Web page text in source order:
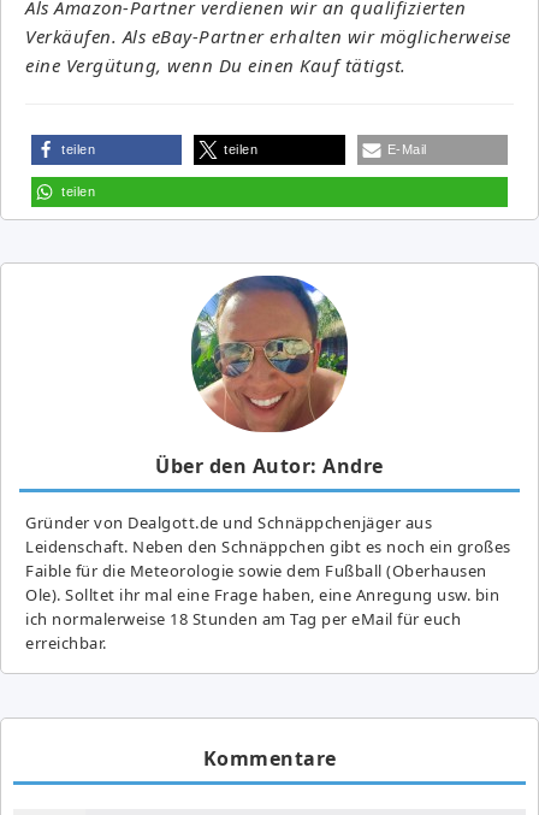
Als Amazon-Partner verdienen wir an qualifizierten
Verkäufen. Als eBay-Partner erhalten wir möglicherweise
eine Vergütung, wenn Du einen Kauf tätigst.
teilen teilen E-Mail
teilen
Über den Autor: Andre
Gründer von Dealgott.de und Schnäppchenjäger aus
Leidenschaft. Neben den Schnäppchen gibt es noch ein großes
Fai­ble für die Meteorologie sowie dem Fußball (Oberhausen
Ole). Solltet ihr mal eine Frage haben, eine Anregung usw. bin
ich normalerweise 18 Stunden am Tag per eMail für euch
erreichbar.
Kommentare